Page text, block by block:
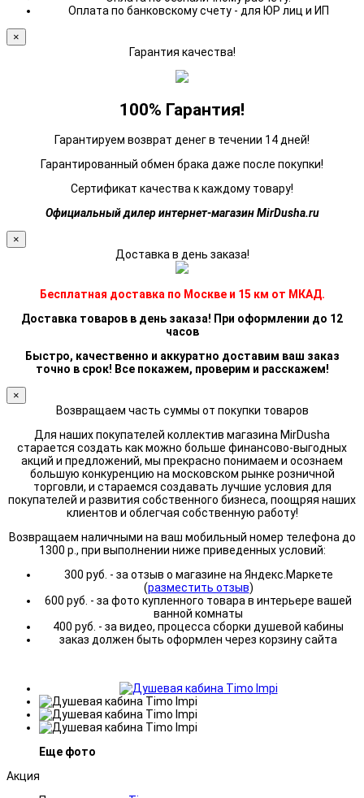
Оплата по банковскому счету - для ЮР лиц и ИП
×
Гарантия качества!
100% Гарантия!
Гарантируем возврат денег в течении 14 дней!
Гарантированный обмен брака даже после покупки!
Сертификат качества к каждому товару!
Официальный дилер интернет-магазин MirDusha.ru
×
Доставка в день заказа!
Бесплатная доставка по Москве и 15 км от МКАД.
Доставка товаров в день заказа! При оформлении до 12
часов
Быстро, качественно и аккуратно доставим ваш заказ
точно в срок! Все покажем, проверим и расскажем!
×
Возвращаем часть суммы от покупки товаров
Для наших покупателей коллектив магазина MirDusha
старается создать как можно больше финансово-выгодных
акций и предложений, мы прекрасно понимаем и осознаем
большую конкуренцию на московском рынке розничной
торговли, и стараемся создавать лучшие условия для
покупателей и развития собственного бизнеса, поощряя наших
клиентов и облегчая собственную работу!
Возвращаем наличными на ваш мобильный номер телефона до
1300 р., при выполнении ниже приведенных условий:
300 руб. - за отзыв о магазине на Яндекс.Маркете
(разместить отзыв)
600 руб. - за фото купленного товара в интерьере вашей
ванной комнаты
400 руб. - за видео, процесса сборки душевой кабины
заказ должен быть оформлен через корзину сайта
Еще фото
Акция